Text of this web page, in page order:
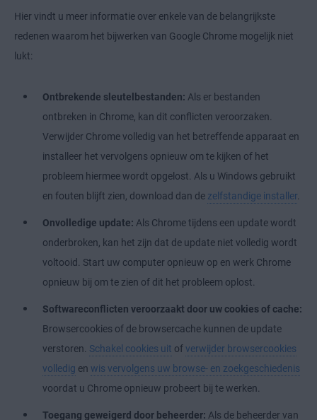
Hier vindt u meer informatie over enkele van de belangrijkste
redenen waarom het bijwerken van Google Chrome mogelijk niet
lukt:
Ontbrekende sleutelbestanden: Als er bestanden
ontbreken in Chrome, kan dit conflicten veroorzaken.
Verwijder Chrome volledig van het betreffende apparaat en
installeer het vervolgens opnieuw om te kijken of het
probleem hiermee wordt opgelost. Als u Windows gebruikt
en fouten blijft zien, download dan de zelfstandige installer
Onvolledige update: Als Chrome tijdens een update wordt
onderbroken, kan het zijn dat de update niet volledig wordt
voltooid. Start uw computer opnieuw op en werk Chrome
opnieuw bij om te zien of dit het probleem oplost.
Softwareconflicten veroorzaakt door uw cookies of cache:
Browsercookies of de browsercache kunnen de update
verstoren. Schakel cookies uit ofverwijder browsercookies
volledig en wis vervolgens uw browse- en zoekgeschiedenis
voordat u Chrome opnieuw probeert bij te werken.
Toegang geweigerd door beheerder: Als de beheerder van